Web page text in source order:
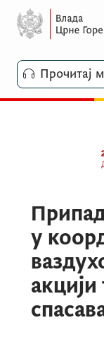
Прочитај
у
акцији